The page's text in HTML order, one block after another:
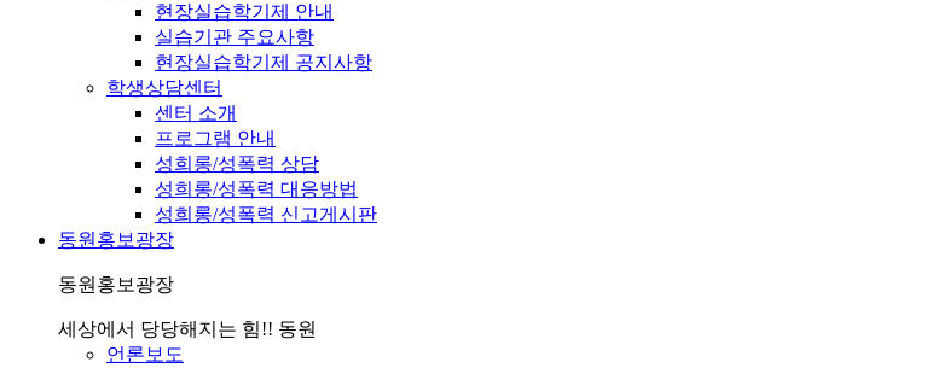
현장실습학기제 안내
실습기관 주요사항
현장실습학기제 공지사항
학생상담센터
센터 소개
프로그램 안내
성희롱/성폭력 상담
성희롱/성폭력 대응방법
성희롱/성폭력 신고게시판
동원홍보광장
동원홍보광장
세상에서 당당해지는 힘!! 동원
언론보도